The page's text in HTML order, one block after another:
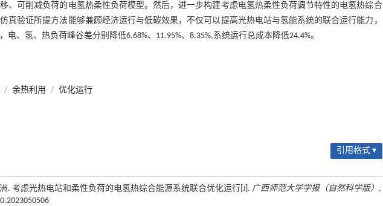
、可削减负荷的电氢热柔性负荷模型。然后，进一步构建考虑电氢热柔性负荷调节特性的电氢热综合
真验证所提方法能够兼顾经济运行与低碳效果，不仅可以提高光热电站与氢能系统的联合运行能力，
、氢、热负荷峰谷差分别降低6.68%、11.95%、8.35%,系统运行总成本降低24.4%。
/ 余热利用 / 优化运行
引用格式 ▾
. 考虑光热电站和柔性负荷的电氢热综合能源系统联合优化运行[J]. 广西师范大学学报（自然科学版） ,